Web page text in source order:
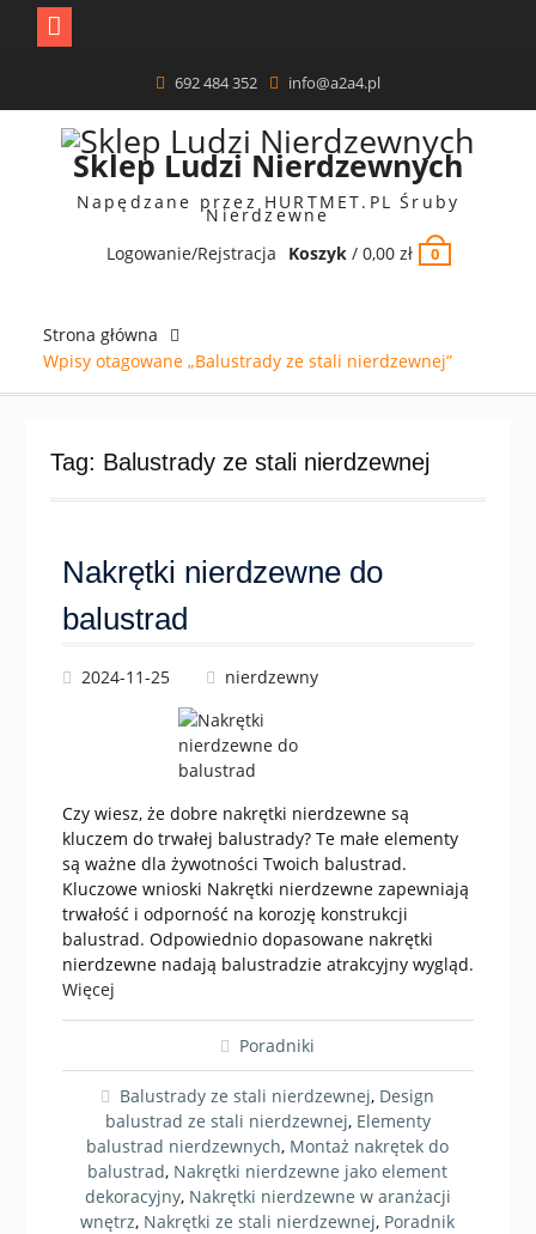
content
692 484 352 info@a2a4.pl
Sklep Ludzi Nierdzewnych
Napędzane przez HURTMET.PL Śruby
Nierdzewne
Logowanie/Rejstracja
Koszyk /0,00zł 0
Strona główna
Wpisy otagowane „Balustrady ze stali nierdzewnej”
Tag: Balustrady ze stali nierdzewnej
Nakrętki nierdzewne do
balustrad
2024-11-25 nierdzewny
Czy wiesz, że dobre nakrętki nierdzewne są
kluczem do trwałej balustrady? Te małe elementy
są ważne dla żywotności Twoich balustrad.
Kluczowe wnioski Nakrętki nierdzewne zapewniają
trwałość i odporność na korozję konstrukcji
balustrad. Odpowiednio dopasowane nakrętki
nierdzewne nadają balustradzie atrakcyjny wygląd.
Więcej
Poradniki
Balustrady ze stali nierdzewnej, Design
balustrad ze stali nierdzewnej, Elementy
balustrad nierdzewnych, Montaż nakrętek do
balustrad, Nakrętki nierdzewne jako element
dekoracyjny, Nakrętki nierdzewne w aranżacji
wnętrz, Nakrętki ze stali nierdzewnej, Poradnik